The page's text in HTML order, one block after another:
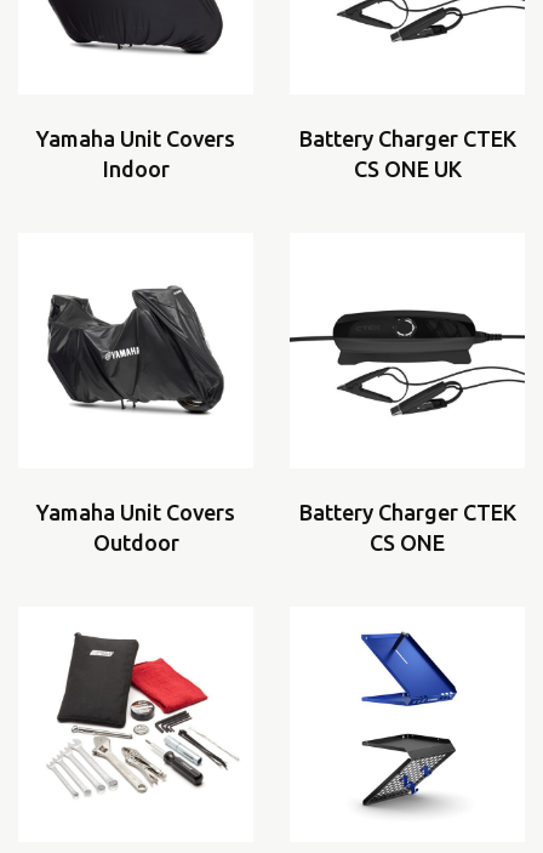
Yamaha Unit Covers
Indoor
Battery Charger CTEK
CS ONE UK
Yamaha Unit Covers
Outdoor
Battery Charger CTEK
CS ONE